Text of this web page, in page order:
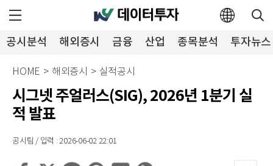
공시분석 해외증시 금융 산업 종목분석 투자뉴스
HOME > 해외증시 > 실적공시
시그넷 주얼러스(SIG), 2026년 1분기 실
적 발표
공시팀 / 입력 : 2026-06-02 22:01